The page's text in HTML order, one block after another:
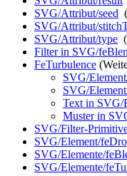
SVG/Attribut/seed (
SVG/Attribut/
SVG/Attribut/type (
Filter in SVG/
FeTurbulence
SVG/
SVG/
Text in SVG/
Muster in
SVG/Filter-
SVG/Element/
SVG/Elemente/
SVG/Elemente/